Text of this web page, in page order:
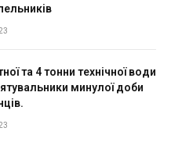
та 4 тонни технічної води
минулої доби